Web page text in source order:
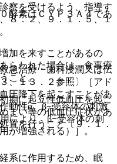
酵素はＣＹＰ３Ａ４であ
急治療・歯科浸潤又は伝
、１３．２参照〕［アド
圧降下を起こすことがあ
動性α、β−受容体の刺激
により、β−受容体の刺
が増強される）］。
察を受けるよう、指導す
８．２、９．１．５、１
加を来すことがあるの
らわれた場合は、食事療
こと。
期に起立性低血圧を起こ
まい等の低血圧症状があ
置を行うこと〔９．１．
系に作用するため、眠